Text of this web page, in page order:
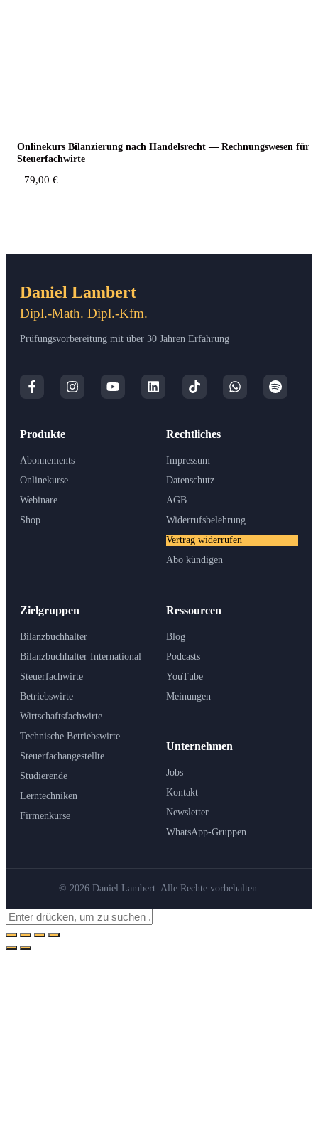
Online­kurs Bilan­zie­rung nach Han­dels­recht — Rech­nungs­we­sen für
Steuerfachwirte
79,00 €
Daniel Lambert
Dipl.-Math. Dipl.-Kfm.
Prüfungsvorbereitung mit über 30 Jahren Erfahrung
Produkte
Abonnements
Onlinekurse
Webinare
Shop
Zielgruppen
Bilanzbuchhalter
Bilanzbuchhalter International
Steuerfachwirte
Betriebswirte
Wirtschaftsfachwirte
Technische Betriebswirte
Steuerfachangestellte
Studierende
Lerntechniken
Firmenkurse
Ressourcen
Blog
Podcasts
YouTube
Meinungen
Unternehmen
Jobs
Kontakt
Newsletter
WhatsApp-Gruppen
Rechtliches
Impressum
Datenschutz
AGB
Widerrufsbelehrung
Vertrag widerrufen
Abo kündigen
© 2026 Daniel Lambert. Alle Rechte vorbehalten.